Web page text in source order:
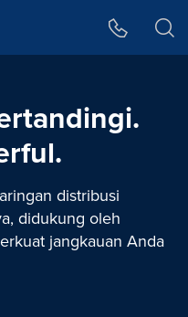
distribusi
didukung oleh
jangkauan Anda